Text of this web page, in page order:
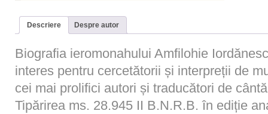
Descriere Despre autor
Biografia ieromonahului Amfilohie
interes pentru cercetătorii și interpreții de
cei mai prolifici autori și traducători de
Tipărirea ms. 28.945 II B.N.R.B. în ediție